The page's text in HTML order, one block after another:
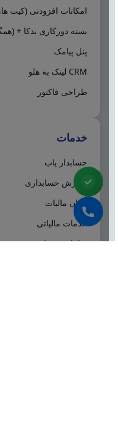
امکانات افزودنی (کیت
بسته دورکاری بدکا +
پنل پیامک
CRM لینک به هلو
طراحی فاکتور
خدمات
حسابدار یاب
آموزش حسابداری
ایران مالیات
خدمات مالیاتی
سامانه مودیان